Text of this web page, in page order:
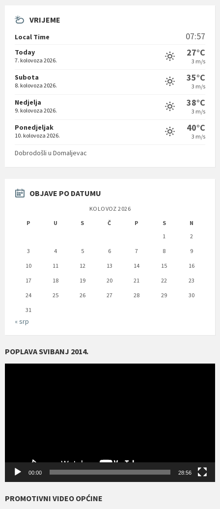
VRIJEME
Local Time 07:57
Today
7. kolovoza 2026.
27°C
3 m/s
Subota
8. kolovoza 2026.
35°C
3 m/s
Nedjelja
9. kolovoza 2026.
38°C
3 m/s
Ponedjeljak
10. kolovoza 2026.
40°C
3 m/s
Dobrodošli u Domaljevac
OBJAVE PO DATUMU
KOLOVOZ 2026
P
U S Č P S
N
1
2
3
4 5 6 7 8
9
10
11 12 13 14 15
16
17
18 19 20 21 22
23
24
25 26 27 28 29
30
31
« srp
POPLAVA SVIBANJ 2014.
00:00 28:56
PROMOTIVNI VIDEO OPĆINE